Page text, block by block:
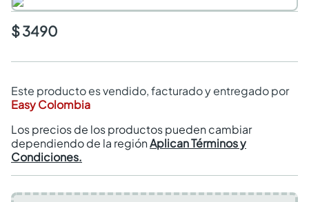
$ 3490
Este producto es vendido, facturado y entregado por
Easy Colombia
Los precios de los productos pueden cambiar
dependiendo de la regiónAplican Términos y
Condiciones.
neveras